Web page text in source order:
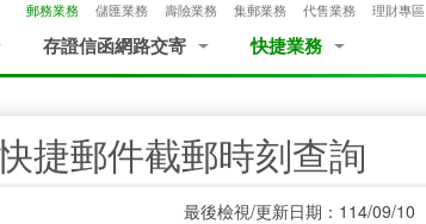
郵務業務 儲匯業務 壽險業務 集郵業務 代售業務 理財專區
存證信函網路交寄 快捷業務
捷郵件截郵時刻查詢
最後檢視/更新日期：114/09/10